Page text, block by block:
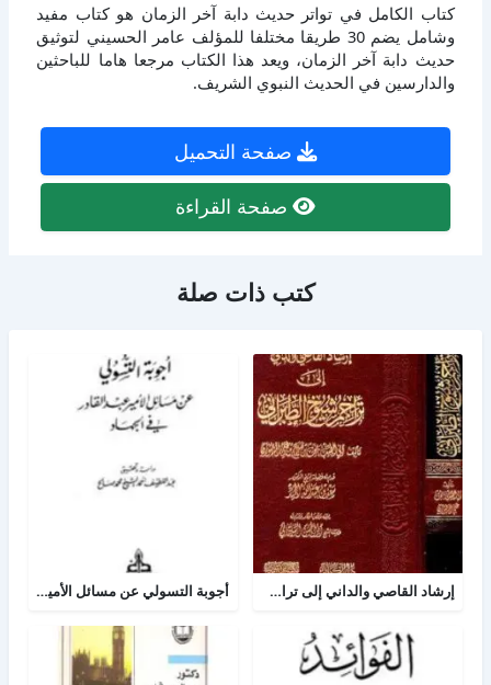
كتاب الكامل في تواتر حديث دابة آخر الزمان هو كتاب مفيد
وشامل يضم 30 طريقا مختلفا للمؤلف عامر الحسيني لتوثيق
حديث دابة آخر الزمان، ويعد هذا الكتاب مرجعا هاما للباحثين
والدارسين في الحديث النبوي الشريف.
صفحة التحميل
صفحة القراءة
كتب ذات صلة
إرشاد القاصي والداني إلى تراجم شيوخ الطبراني أجوبة التسولي عن مسائل الأمير عبد القادر في الجهاد